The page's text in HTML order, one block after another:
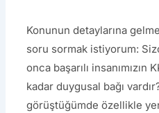
Konunun detaylarına
soru sormak istiyorum:
onca başarılı
kadar duygusal bağı
görüştüğümde özellikle